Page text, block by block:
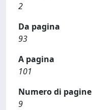
2
Da pagina
93
A pagina
101
Numero di pagine
9